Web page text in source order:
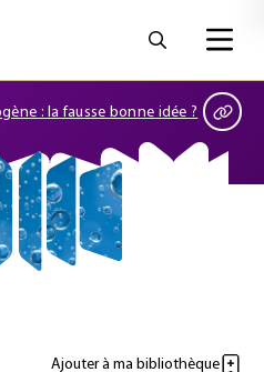
: la fausse bonne idée ?
Ajouter à ma bibliothèque